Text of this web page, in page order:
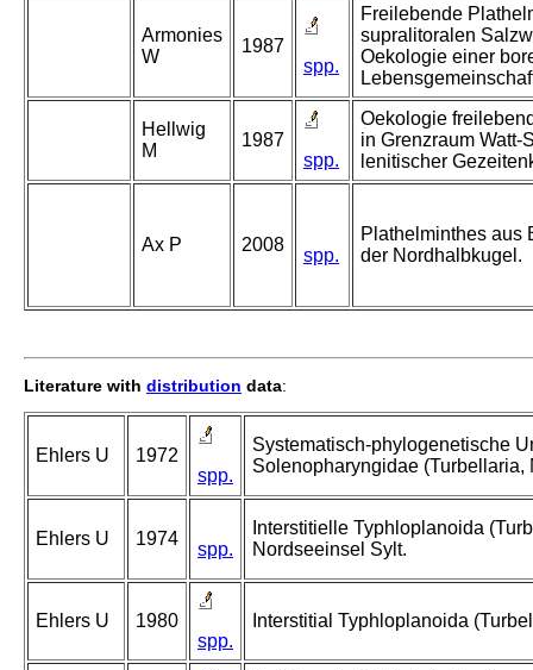
Armonies
W
1987
spp.
Freilebende
supralitoralen
Oekologie einer
Hellwig
M
1987
spp.
Oekologie
in Grenzraum Watt-
lenitischer
Ax P 2008
spp.
Plathelminthes aus
der Nordhalbkugel.
Literature with distribution data:
Ehlers U
1972
spp.
Systematisch-phylogenetische
Solenopharyngidae (Turbellaria,
Ehlers U 1974
spp.
Interstitielle Typhloplanoida
Nordseeinsel Sylt.
Ehlers U
1980
spp.
Interstitial Typhloplanoida